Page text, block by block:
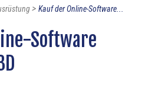
> Kauf der Online-Software...
Software